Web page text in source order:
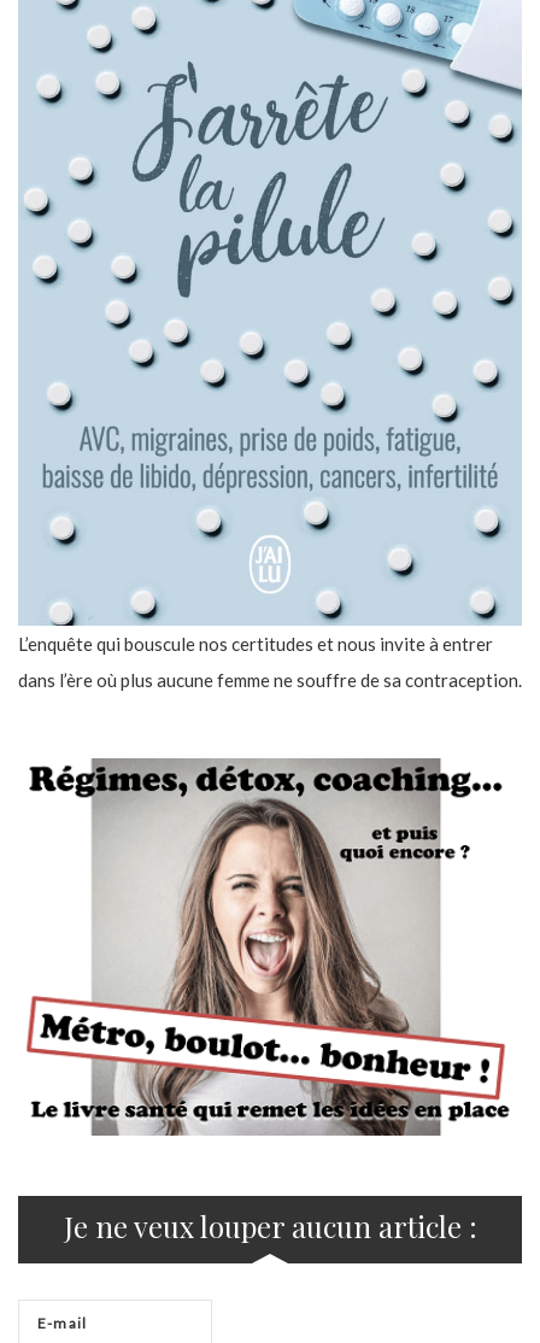
L’enquête qui bouscule nos certitudes et nous invite à entrer
dans l’ère où plus aucune femme ne souffre de sa contraception.
Je ne veux louper aucun article :